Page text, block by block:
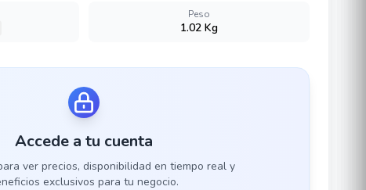
Peso
1.02 Kg
Accede a tu cuenta
ver precios, disponibilidad en tiempo real y
exclusivos para tu negocio.